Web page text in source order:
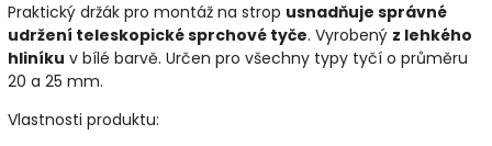
Praktický držák pro montáž na strop usnadňuje správné
udržení teleskopické sprchové tyče. Vyrobený z lehkého
hliníku v bílé barvě. Určen pro všechny typy tyčí o průměru
20 a 25 mm.
Vlastnosti produktu: